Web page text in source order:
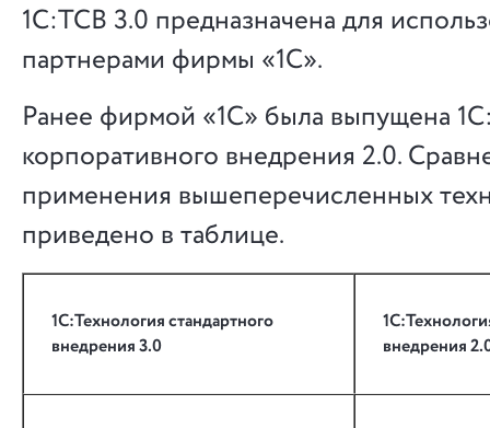
1С:ТСВ 3.0 предназначена для
партнерами фирмы «1С».
Ранее фирмой «1С» была выпущена
корпоративного внедрения 2.0.
применения вышеперечисленных
приведено в таблице.
1С:Технология стандартного
внедрения 3.0
внедрения